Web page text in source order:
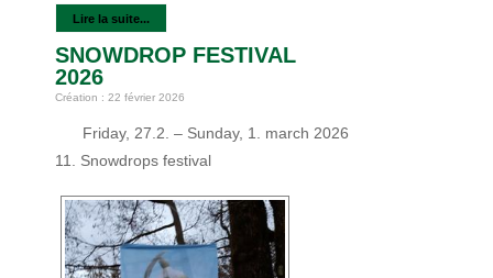
Lire la suite...
SNOWDROP FESTIVAL
2026
Création : 22 février 2026
Friday, 27.2. – Sunday, 1. march 2026
11. Snowdrops festival